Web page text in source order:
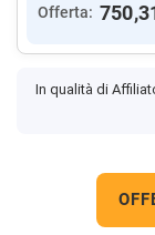
Offerta:
In qualità di